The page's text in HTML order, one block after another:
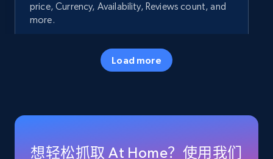
price, Currency, Availability, Reviews count, and
more.
5.7K+
Title, Seller name, Brand, Description, Initial
Load more
想轻松抓取 At Home？使用我们